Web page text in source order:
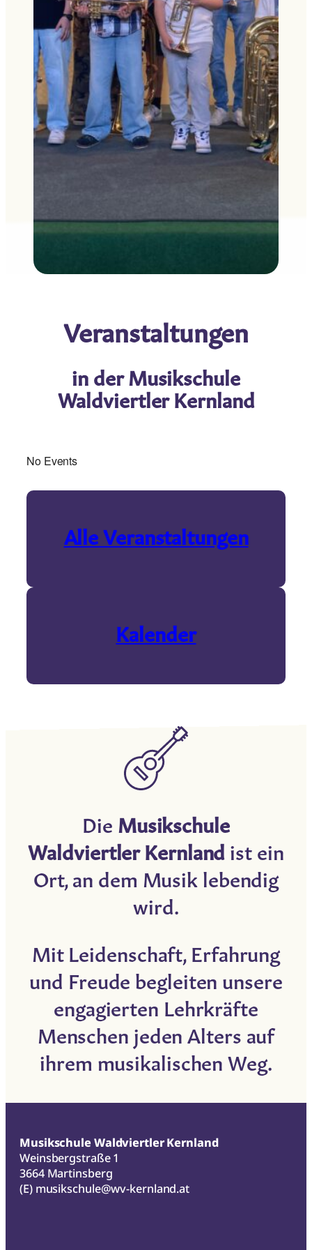
Veranstaltungen
in derMusikschule
Waldviertler Kernland
No Events
Alle Veranstaltungen
Kalender
Die Musikschule
Waldviertler Kernland ist ein
Ort, an dem Musik lebendig
wird.
Mit Leidenschaft, Erfahrung
und Freude begleiten unsere
engagierten Lehrkräfte
Menschen jeden Alters auf
ihrem musikalischen Weg.
Musikschule Waldviertler Kernland
Weinsbergstraße 1
3664 Martinsberg
(E) musikschule@wv-kernland.at